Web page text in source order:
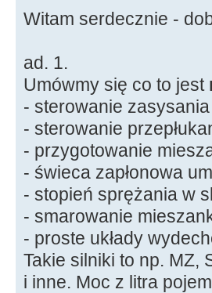
Witam serdecznie -
ad. 1.
Umówmy się co to jest
- sterowanie
- sterowanie
- przygotowanie
- świeca zapłonowa
- stopień sprężania w
- smarowanie
- proste układy
Takie silniki to np. MZ,
i inne. Moc z litra